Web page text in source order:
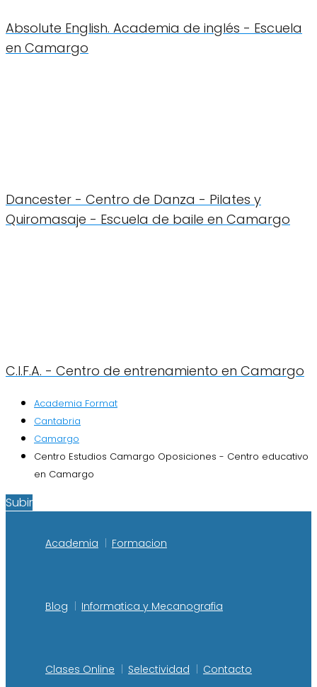
Absolute English. Academia de inglés - Escuela
en Camargo
Dancester - Centro de Danza - Pilates y
Quiromasaje - Escuela de baile en Camargo
C.I.F.A. - Centro de entrenamiento en Camargo
Academia Format
Cantabria
Camargo
Centro Estudios Camargo Oposiciones - Centro educativo
en Camargo
Subir
Academia Formacion
Blog Informatica y Mecanografia
Clases Online Selectividad Contacto